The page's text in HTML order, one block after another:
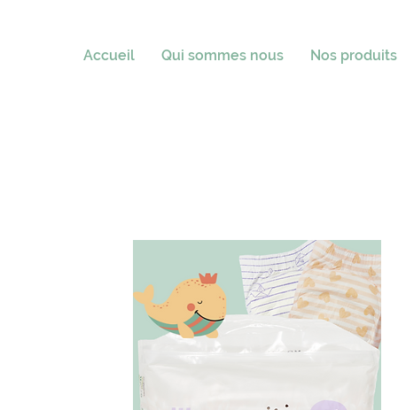
Accueil Qui sommes nous Nos produits